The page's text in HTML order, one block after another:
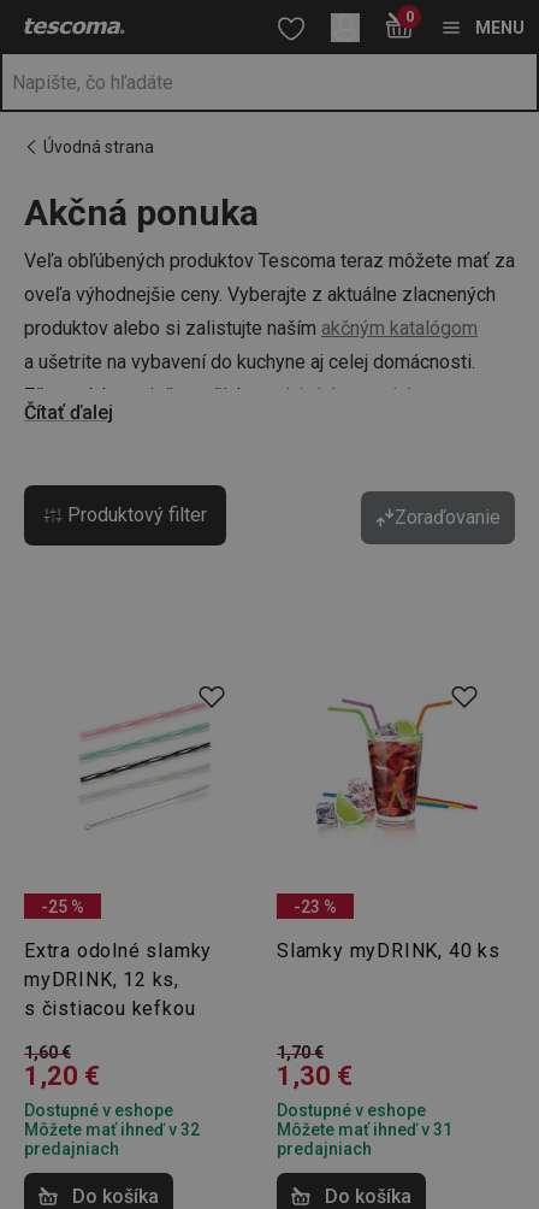
Nachádzate sa na stránke Akcie a zľavy
Prejsť na hlavný obsah
Prejsť na vyhľadávanie
Prejsť na navigáciu 0
MENU
Úvodná strana
Akčná ponuka
Veľa obľúbených produktov Tescoma teraz môžete mať za
oveľa výhodnejšie ceny. Vyberajte z aktuálne zlacnených
produktov alebo si zalistujte naším akčným katalógom
a ušetrite na vybavení do kuchyne aj celej domácnosti.
Zľavy získate tiež v našich
predajných centrách
Čítať ďalej
Produktový filter Zoraďovanie
-25 %
Extra odolné slamky
myDRINK, 12 ks,
s čistiacou kefkou
1,60 €
1,20 €
Dostupné v eshope
Môžete mať ihneď v 32
predajniach
Do košíka
-23 %
Slamky myDRINK, 40 ks
1,70 €
1,30 €
Dostupné v eshope
Môžete mať ihneď v 31
predajniach
Do košíka